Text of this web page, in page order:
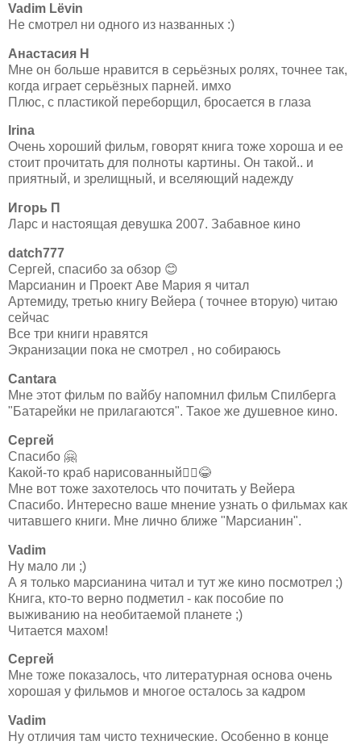
Vadim Lëvin
Не смотрел ни одного из названных :)
Анастасия Н
Мне он больше нравится в серьёзных ролях, точнее так,
когда играет серьёзных парней. имхо
Плюс, с пластикой переборщил, бросается в глаза
Irina
Очень хороший фильм, говорят книга тоже хороша и ее
стоит прочитать для полноты картины. Он такой.. и
приятный, и зрелищный, и вселяющий надежду
Игорь П
Ларс и настоящая девушка 2007. Забавное кино
datch777
Сергей, спасибо за обзор 😊
Марсианин и Проект Аве Мария я читал
Артемиду, третью книгу Вейера ( точнее вторую) читаю
сейчас
Все три книги нравятся
Экранизации пока не смотрел , но собираюсь
Cantara
Мне этот фильм по вайбу напомнил фильм Спилберга
"Батарейки не прилагаются". Такое же душевное кино.
Сергей
Спасибо 🤗
Какой-то краб нарисованный🤷‍♂😂
Мне вот тоже захотелось что почитать у Вейера
Спасибо. Интересно ваше мнение узнать о фильмах как
читавшего книги. Мне лично ближе "Марсианин".
Vadim
Ну мало ли ;)
А я только марсианина читал и тут же кино посмотрел ;)
Книга, кто-то верно подметил - как пособие по
выживанию на необитаемой планете ;)
Читается махом!
Сергей
Мне тоже показалось, что литературная основа очень
хорошая у фильмов и многое осталось за кадром
Vadim
Ну отличия там чисто технические. Особенно в конце